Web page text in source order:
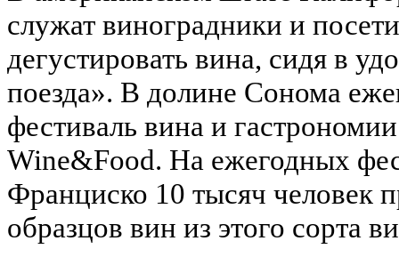
служат виноградники и
дегустировать вина, сидя в
поезда». В долине Сонома
фестиваль вина и
Wine&Food. На ежегодных
Франциско 10 тысяч человек
образцов вин из этого сорта